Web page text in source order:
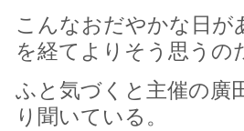
こんなおだやかな日
を経てよりそう思うの
ふと気づくと主催の廣
り聞いている。